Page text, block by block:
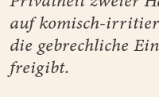
auf komisch-
die gebrechliche
freigibt.